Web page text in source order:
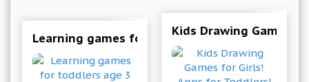
Learning games for toddlers age 3
Kids Drawing Games